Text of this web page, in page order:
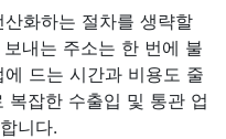
화하는 절차를 생략할
내는 주소는 한 번에 불
드는 시간과 비용도 줄
복잡한 수출입 및 통관 업
니다.